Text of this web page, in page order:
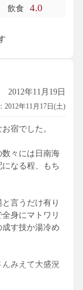
飲食 4.0
2012年11月19日
2012年11月17日(土)
宿でした。
数々には日南海
なる程、もち
言うだけ有り
身にマトワリ
す技か湯冷め
みえて大盛況